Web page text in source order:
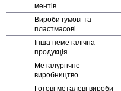
ментів
Вироби гумові та
пластмасові
Інша неметалічна
продукція
Металургічне
виробництво
Готові металеві вироби